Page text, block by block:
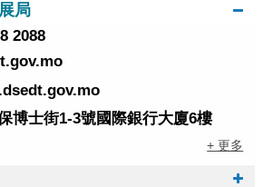
局
2088
博士街1-3號國際銀行大廈6樓
+ 更多